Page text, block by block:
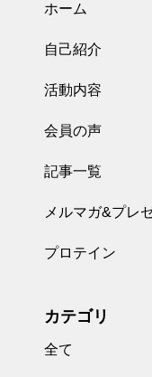
ホーム
自己紹介
活動内容
会員の声
記事一覧
メルマガ&プレ
プロテイン
カテゴリ
全て